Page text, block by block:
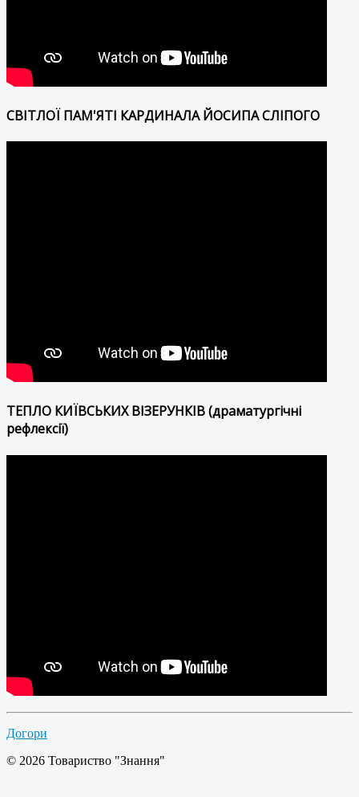
СВІТЛОЇ ПАМ'ЯТІ КАРДИНАЛА ЙОСИПА СЛІПОГО
ТЕПЛО КИЇВСЬКИХ ВІЗЕРУНКІВ (драматургічні
рефлексії)
Догори
© 2026 Товариство "Знання"